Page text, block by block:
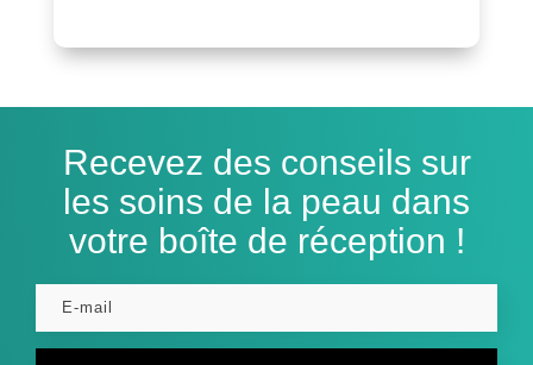
Recevez des conseils sur
les soins de la peau dans
votre boîte de réception !